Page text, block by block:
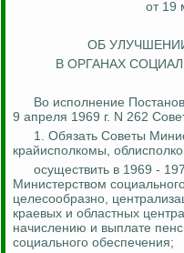
от 19
ОБ
В ОРГАНАХ
Во исполнение
9 апреля 1969 г. N 262
1. Обязать Советы
крайисполкомы,
осуществить в 1969 -
Министерством
целесообразно,
краевых и областных
начислению и выплате
социального обеспечения;